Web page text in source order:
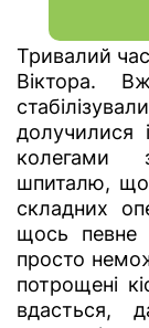
Тривалий
Віктора.
долучилися
колегами
шпиталю, що
складних
щось певне
просто
потрощені
вдасться,